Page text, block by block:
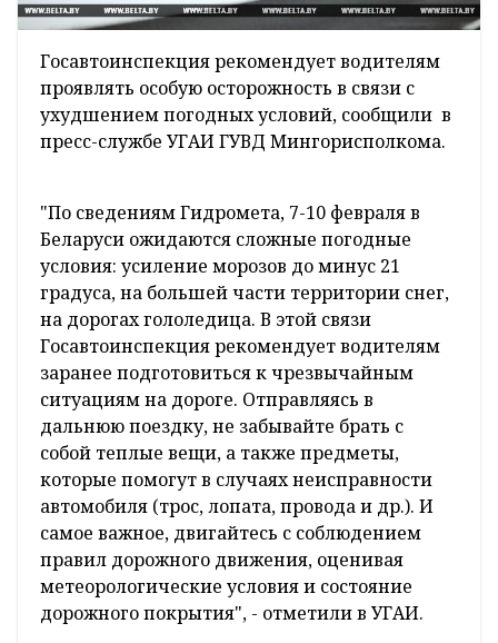
Госавтоинспекция рекомендует водителям
проявлять особую осторожность в связи с
ухудшением погодных условий, сообщили в
пресс-службе УГАИ ГУВД Мингорисполкома.
"По сведениям Гидромета, 7-10 февраля в
Беларуси ожидаются сложные погодные
условия: усиление морозов до минус 21
градуса, на большей части территории снег,
на дорогах гололедица. В этой связи
Госавтоинспекция рекомендует водителям
заранее подготовиться к чрезвычайным
ситуациям на дороге. Отправляясь в
дальнюю поездку, не забывайте брать с
собой теплые вещи, а также предметы,
которые помогут в случаях неисправности
автомобиля (трос, лопата, провода и др.). И
самое важное, двигайтесь с соблюдением
правил дорожного движения, оценивая
метеорологические условия и состояние
дорожного покрытия", - отметили в УГАИ.